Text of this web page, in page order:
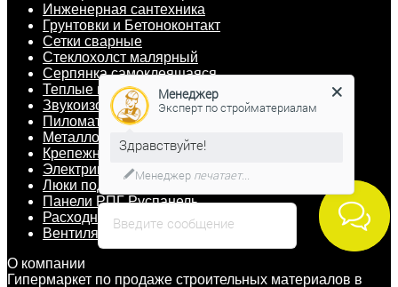
Инженерная сантехника
Грунтовки и Бетоноконтакт
Сетки сварные
Cтеклохолст малярный
Серпянка самоклеящаяся
Теплые полы
Звукоизоляция
Пиломатериалы
Металлопрокат
Крепежные изделия
Электрика
Люки под плитку
Панели РПГ Руспанель
Расходные материалы
Вентиляция
О компании
Гипермаркет по продаже строительных материалов в
Введите сообщение
Менеджер
Эксперт по стройматериалам
Здравствуйте!
Менеджер печатает...